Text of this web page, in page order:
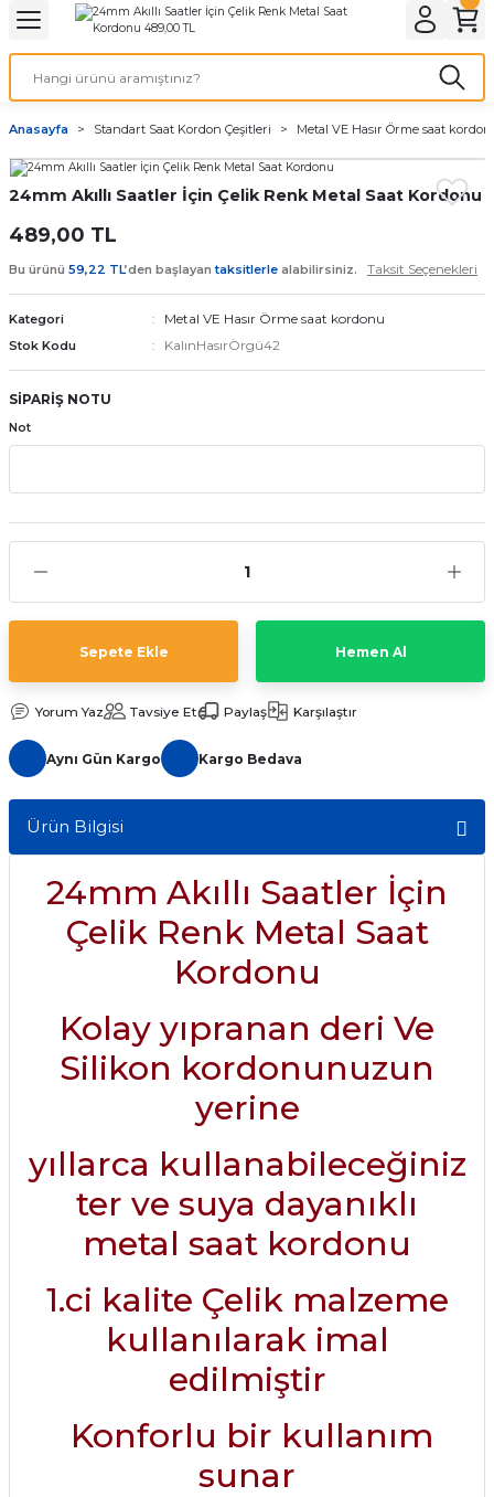
Geri Dön
& ELEKTİRİK AYDINLATMA & ELEKTRİK
BİLGİSAYAR
Geri Dön
ve Cihaz Pilleri
ÇEŞİTLERİ
ÇEŞİTLERİ
Pili
Geri Dön
Geri Dön
Kordon Çeşitleri
Kordonu
Kordonları
Anasayfa Standart Saat Kordon Çeşitleri Metal VE Hasır Örme saat
24mm Akıllı Saatler İçin Çelik Renk Metal Saat Kordonu
489,00 TL
Bu ürünü 59,22 TL’den başlayantaksitlerle alabilirsiniz. Taksit Seçenekleri
Kategori Metal VE Hasır Örme saat kordonu
Stok Kodu KalınHasırÖrgü42
SİPARİŞ NOTU
Not
Sepete Ekle Hemen Al
Yorum Yaz Tavsiye Et Paylaş Karşılaştır
Aynı Gün Kargo Kargo Bedava
Ürün Bilgisi
24mm Akıllı Saatler İçin
Çelik Renk Metal Saat
Kordonu
Kolay yıpranan deri Ve
Silikon kordonunuzun
yerine
yıllarca kullanabileceğiniz
ter ve suya dayanıklı
metal saat kordonu
1.ci kalite Çelik malzeme
kullanılarak imal
edilmiştir
Konforlu bir kullanım
sunar